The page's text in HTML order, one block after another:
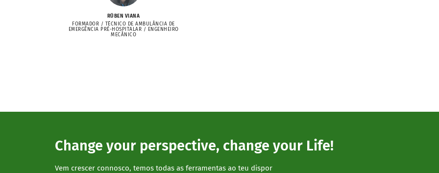
RÚBEN VIANA
FORMADOR / TÉCNICO DE AMBULÂNCIA DE
EMERGÊNCIA PRÉ-HOSPITALAR / ENGENHEIRO
MECÂNICO
Change your perspective, change your Life!
Vem crescer connosco, temos todas as ferramentas ao teu dispor